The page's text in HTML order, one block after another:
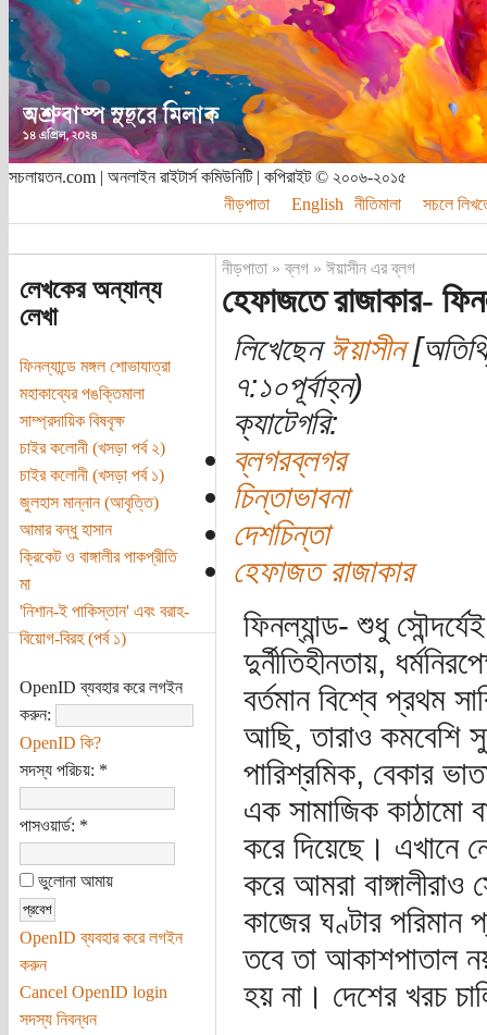
সচলায়তন.com | অনলাইন রাইটার্স কমিউনিটি | কপিরাইট © ২০০৬-২০১৫
নীড়পাতা
English নীতিমালা সচলে
লেখকের অন্যান্য
লেখা
ফিনল্যান্ডে মঙ্গল শোভাযাত্রা
মহাকাব্যের পঙক্তিমালা
সাম্প্রদায়িক বিষবৃক্ষ
চাইর কলোনী (খসড়া পর্ব ২)
চাইর কলোনী (খসড়া পর্ব ১)
জুলহাস মান্নান (আবৃত্তি)
আমার বন্ধু হাসান
ক্রিকেট ও বাঙ্গালীর পাকপ্রীতি
মা
'নিশান-ই পাকিস্তান' এবং বরাহ-
বিয়োগ-বিরহ (পর্ব ১)
OpenID ব্যবহার করে লগইন
করুন:
OpenID কি?
সদস্য পরিচয়: *
পাসওয়ার্ড: *
ভুলোনা আমায়
OpenID ব্যবহার করে লগইন
করুন
Cancel OpenID login
সদস্য নিবন্ধন
নীড়পাতা»ব্লগ» ঈয়াসীন এর ব্লগ
হেফাজতে রাজাকার-
লিখেছেন ঈয়াসীন
৭:১০পূর্বাহ্ন)
ক্যাটেগরি:
ব্লগরব্লগর
চিন্তাভাবনা
দেশচিন্তা
হেফাজত রাজাকার
ফিনল্যান্ড- শুধু
দুর্নীতিহীনতায়,
বর্তমান বিশ্বে প্রথম
আছি, তারাও কমবেশি
পারিশ্রমিক, বেকার
এক সামাজিক কাঠামো
করে দিয়েছে। এখানে
করে আমরা
কাজের ঘণ্টার পরিমান
তবে তা আকাশপাতাল
হয় না। দেশের খরচ